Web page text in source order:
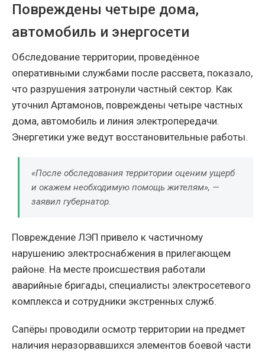
Повреждены четыре дома,
автомобиль и энергосети
Обследование территории, проведённое
оперативными службами после рассвета, показало,
что разрушения затронули частный сектор. Как
уточнил Артамонов, повреждены четыре частных
дома, автомобиль и линия электропередачи.
Энергетики уже ведут восстановительные работы.
«После обследования территории оценим ущерб
и окажем необходимую помощь жителям», —
заявил губернатор.
Повреждение ЛЭП привело к частичному
нарушению электроснабжения в прилегающем
районе. На месте происшествия работали
аварийные бригады, специалисты электросетевого
комплекса и сотрудники экстренных служб.
Сапёры проводили осмотр территории на предмет
наличия неразорвавшихся элементов боевой части